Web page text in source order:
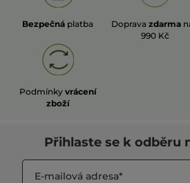
Bezpečná platba Doprava zdarma
990 Kč
Podmínky vrácení
zboží
Přihlaste se k odběru